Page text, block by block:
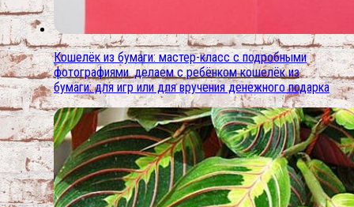
Кошелёк из бумаги: мастер-класс с подробными
фотографиями. делаем с ребёнком кошелёк из
бумаги: для игр или для вручения денежного подарка